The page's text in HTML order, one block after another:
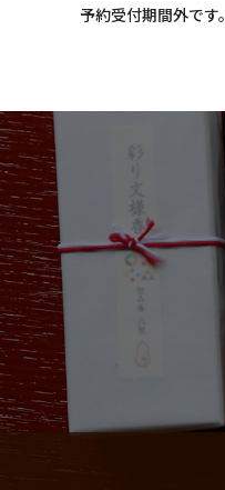
予約受付期間外です。